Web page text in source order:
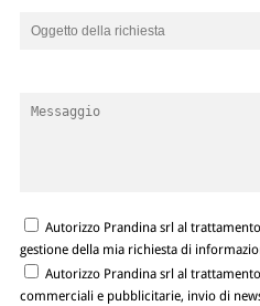
Autorizzo Prandina srl al
gestione della mia richiesta di
Autorizzo Prandina srl al
commerciali e pubblicitarie, invio di